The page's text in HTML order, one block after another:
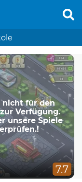
nicht für den
Verfügung.
unsere Spiele
7.7